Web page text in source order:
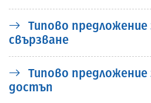
Типово предложение
свързване
Типово предложение
достъп